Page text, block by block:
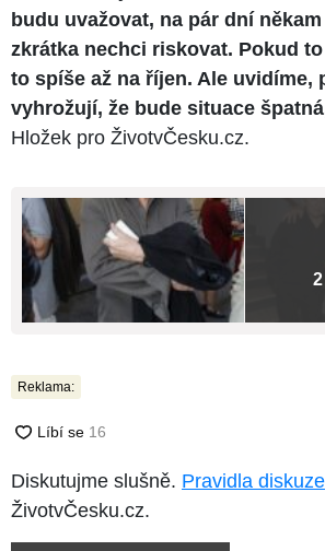
budu uvažovat, na pár dní
zkrátka nechci riskovat. Pokud
to spíše až na říjen. Ale uvidíme,
vyhrožují, že bude situace
Hložek pro ŽivotvČesku.cz.
2
Reklama:
Diskutujme slušně. Pravidla diskuze
ŽivotvČesku.cz.